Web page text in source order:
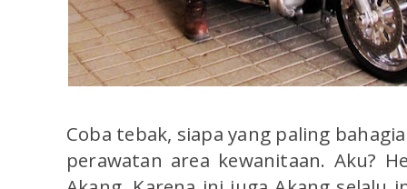
Coba tebak, siapa yang paling
perawatan area kewanitaan. Aku?